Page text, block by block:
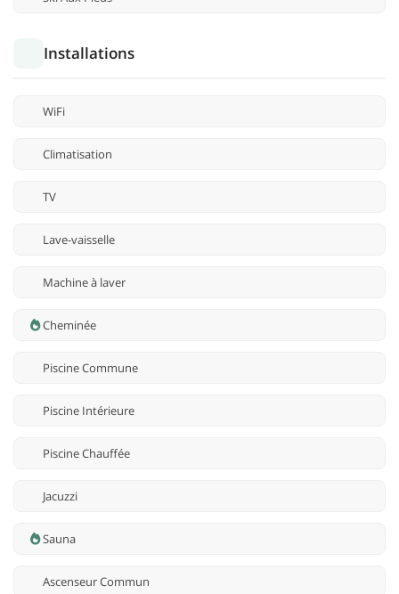
Installations
WiFi
Climatisation
TV
Lave-vaisselle
Machine à laver
Cheminée
Piscine Commune
Piscine Intérieure
Piscine Chauffée
Jacuzzi
Sauna
Ascenseur Commun